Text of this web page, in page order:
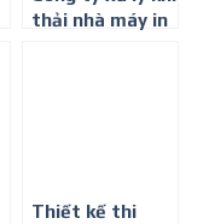
thải nhà máy in
Thiết kế thi